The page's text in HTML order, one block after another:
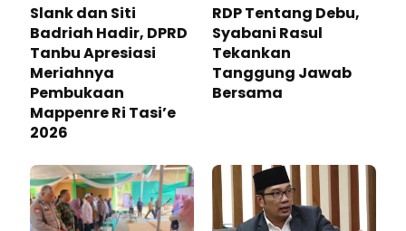
Slank dan Siti
Badriah Hadir, DPRD
Tanbu Apresiasi
Meriahnya
Pembukaan
Mappenre Ri Tasi’e
2026
RDP Tentang Debu,
Syabani Rasul
Tekankan
Tanggung Jawab
Bersama